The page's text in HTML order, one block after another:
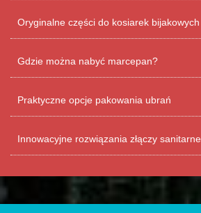
Oryginalne części do kosiarek bijakowych
Gdzie można nabyć marcepan?
Praktyczne opcje pakowania ubrań
Innowacyjne rozwiązania złączy sanitarne